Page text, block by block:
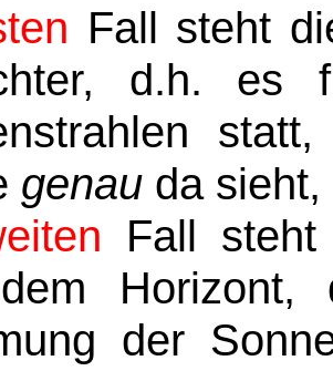
Fall steht
d.h. es
genau da
Fall
der